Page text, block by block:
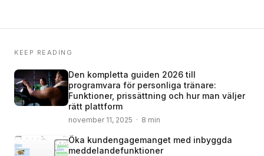
KEEP READING
Den kompletta guiden 2026 till
programvara för personliga tränare:
Funktioner, prissättning och hur man väljer
rätt plattform
november 11, 2025 · 8 min
Öka kundengagemanget med inbyggda
meddelandefunktioner